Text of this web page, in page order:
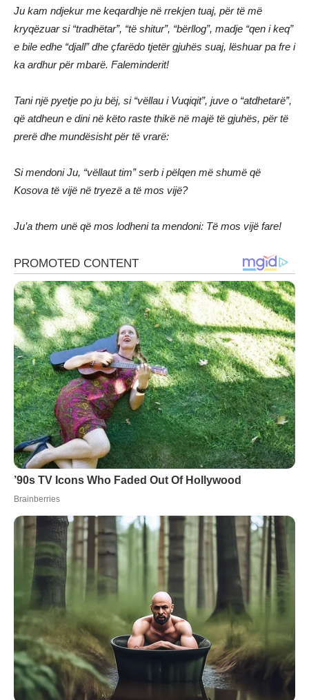
Ju kam ndjekur me keqardhje në rrekjen tuaj, për të më
kryqëzuar si “tradhëtar”, “të shitur”, “bërllog”, madje “qen i keq”
e bile edhe “djall” dhe çfarëdo tjetër gjuhës suaj, lëshuar pa fre i
ka ardhur për mbarë. Faleminderit!
Tani një pyetje po ju bëj, si “vëllau i Vuqiqit”, juve o “atdhetarë”,
që atdheun e dini në këto raste thikë në majë të gjuhës, për të
prerë dhe mundësisht për të vrarë:
Si mendoni Ju, “vëllaut tim” serb i pëlqen më shumë që
Kosova të vijë në tryezë a të mos vijë?
Ju’a them unë që mos lodheni ta mendoni: Të mos vijë fare!